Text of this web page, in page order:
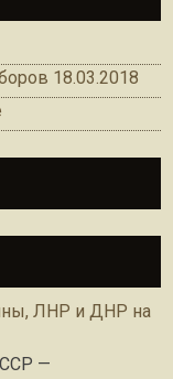
18.03.2018
ЛНР и ДНР на
—